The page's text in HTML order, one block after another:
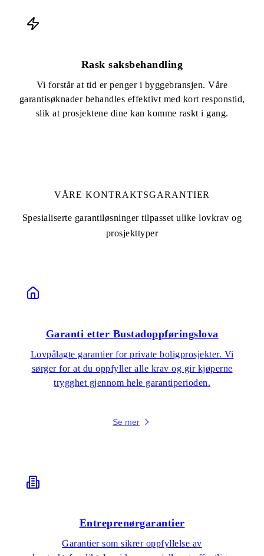
Rask saksbehandling
Vi forstår at tid er penger i byggebransjen. Våre
garantisøknader behandles effektivt med kort responstid,
slik at prosjektene dine kan komme raskt i gang.
VÅRE KONTRAKTSGARANTIER
Spesialiserte garantiløsninger tilpasset ulike lovkrav og
prosjekttyper
Garanti etter Bustadoppføringslova
Lovpålagte garantier for private boligprosjekter. Vi
sørger for at du oppfyller alle krav og gir kjøperne
trygghet gjennom hele garantiperioden.
Se mer
Entreprenørgarantier
Garantier som sikrer oppfyllelse av